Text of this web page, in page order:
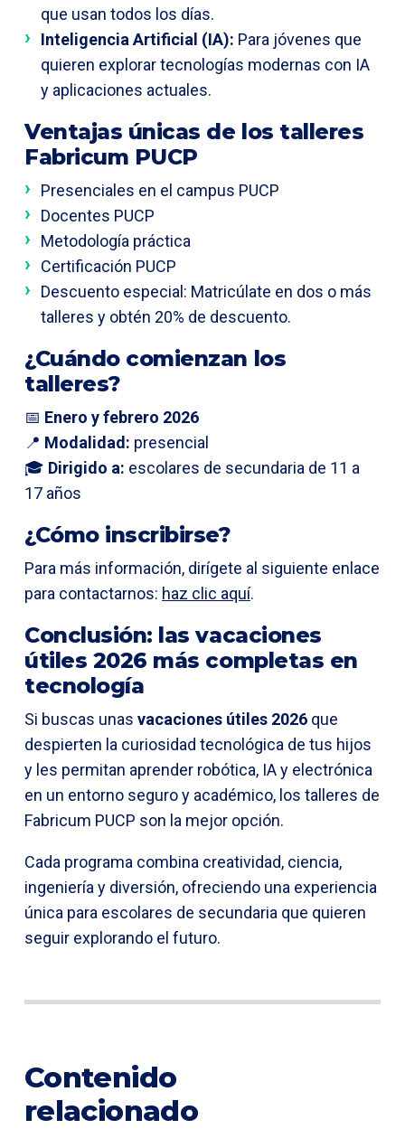
que usan todos los días.
Inteligencia Artificial (IA): Para jóvenes que
quieren explorar tecnologías modernas con IA
y aplicaciones actuales.
Ventajas únicas de los talleres
Fabricum PUCP
Presenciales en el campus PUCP
Docentes PUCP
Metodología práctica
Certificación PUCP
Descuento especial: Matricúlate en dos o más
talleres y obtén 20% de descuento.
¿Cuándo comienzan los
talleres?
📅 Enero y febrero 2026
📍 Modalidad: presencial
🎓 Dirigido a: escolares de secundaria de 11 a
17 años
¿Cómo inscribirse?
Para más información, dirígete al siguiente enlace
para contactarnos: haz clic aquí.
Conclusión: las vacaciones
útiles 2026 más completas en
tecnología
Si buscas unas vacaciones útiles 2026 que
despierten la curiosidad tecnológica de tus hijos
y les permitan aprender robótica, IA y electrónica
en un entorno seguro y académico, los talleres de
Fabricum PUCP son la mejor opción.
Cada programa combina creatividad, ciencia,
ingeniería y diversión, ofreciendo una experiencia
única para escolares de secundaria que quieren
seguir explorando el futuro.
Contenido
relacionado